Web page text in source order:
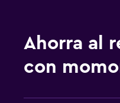
Ahorra al
con